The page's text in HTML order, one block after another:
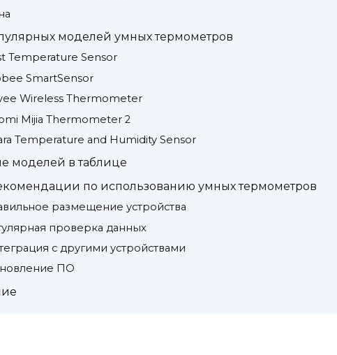
моделей умных термометров
Temperature Sensor
SmartSensor
Wireless Thermometer
Mijia Thermometer 2
Temperature and Humidity Sensor
моделей в таблице
по использованию умных термометров
размещение устройства
проверка данных
с другими устройствами
ПО